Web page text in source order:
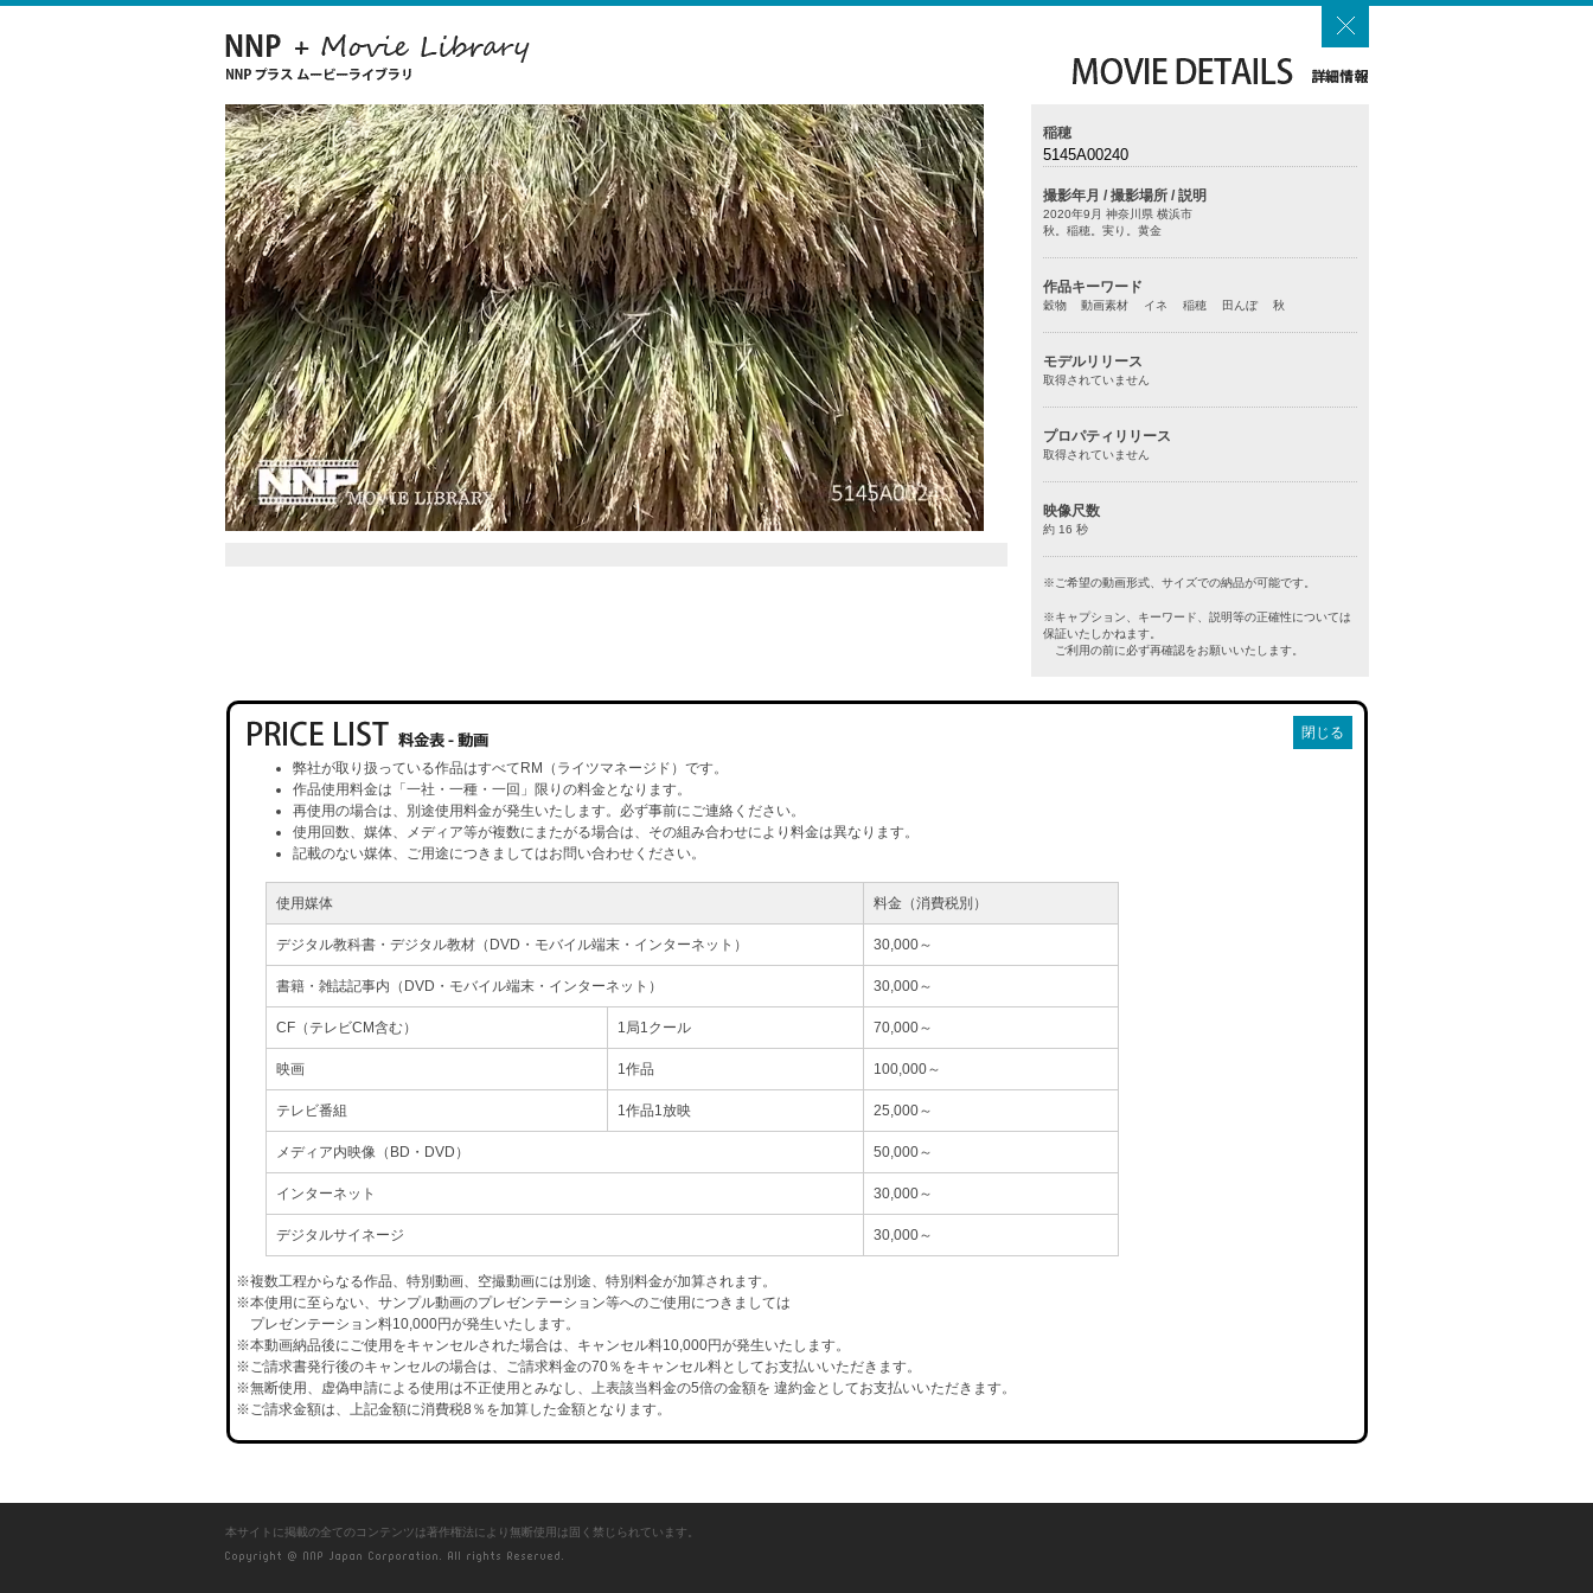
稲穂
5145A00240
撮影年月 / 撮影場所 / 説明
2020年9月 神奈川県 横浜市
秋。稲穂。実り。黄金
作品キーワード
穀物 動画素材 イネ 稲穂 田んぼ 秋
モデルリリース
取得されていません
プロパティリリース
取得されていません
映像尺数
約 16 秒
※ご希望の動画形式、サイズでの納品が可能です。
※キャプション、キーワード、説明等の正確性については
保証いたしかねます。
ご利用の前に必ず再確認をお願いいたします。
閉じる
弊社が取り扱っている作品はすべてRM（ライツマネージド）です。
作品使用料金は「一社・一種・一回」限りの料金となります。
再使用の場合は、別途使用料金が発生いたします。必ず事前にご連絡ください。
使用回数、媒体、メディア等が複数にまたがる場合は、その組み合わせにより料金は異なります。
記載のない媒体、ご用途につきましてはお問い合わせください。
使用媒体 料金（消費税別）
デジタル教科書・デジタル教材（DVD・モバイル端末・インターネット） 30,000～
書籍・雑誌記事内（DVD・モバイル端末・インターネット） 30,000～
CF（テレビCM含む） 1局1クール 70,000～
映画 1作品 100,000～
テレビ番組 1作品1放映 25,000～
メディア内映像（BD・DVD） 50,000～
インターネット 30,000～
デジタルサイネージ 30,000～
※複数工程からなる作品、特別動画、空撮動画には別途、特別料金が加算されます。
※本使用に至らない、サンプル動画のプレゼンテーション等へのご使用につきましては
プレゼンテーション料10,000円が発生いたします。
※本動画納品後にご使用をキャンセルされた場合は、キャンセル料10,000円が発生いたします。
※ご請求書発行後のキャンセルの場合は、ご請求料金の70％をキャンセル料としてお支払いいただきます。
※無断使用、虚偽申請による使用は不正使用とみなし、上表該当料金の5倍の金額を 違約金としてお支払いいただきます。
※ご請求金額は、上記金額に消費税8％を加算した金額となります。
本サイトに掲載の全てのコンテンツは著作権法により無断使用は固く禁じられています。